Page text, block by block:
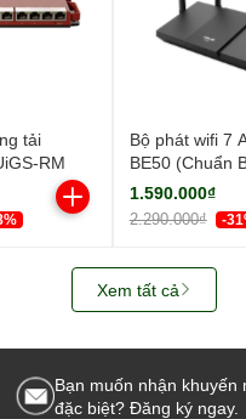
tải
RM
Bộ phát wifi 7
BE50 (Chuẩn
BE3600Mbps/
ngoài/ Wifi
1.590.000₫
2.290.000₫ -
Xem tất cả
Bạn muốn nhận khuyến
đặc biệt? Đăng ký ngay.